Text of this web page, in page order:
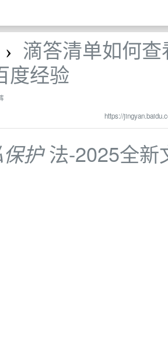
› 滴答清单如何
度经验
https://
保护法-2025全新